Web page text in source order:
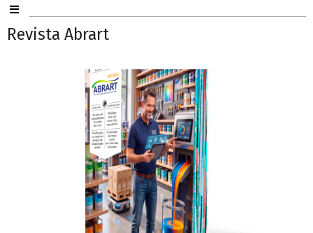
Revista Abrart